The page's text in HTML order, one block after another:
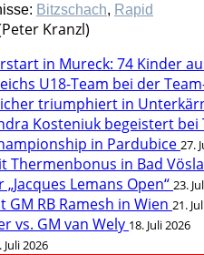
Bitzschach, Rapid
Kranzl)
in Mureck: 74 Kinder
U18-Team bei der
triumphiert in
Kosteniuk begeistert
in Pardubice 27.
Thermenbonus in Bad
Lemans Open“ 23.
RB Ramesh in Wien 21.
vs. GM van Wely 18. Juli 2026
Juli 2026